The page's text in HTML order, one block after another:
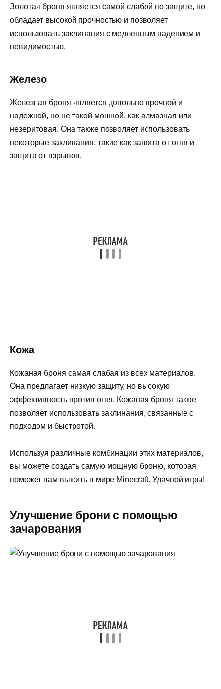
Золотая броня является самой слабой по защите, но
обладает высокой прочностью и позволяет
использовать заклинания с медленным падением и
невидимостью.
Железо
Железная броня является довольно прочной и
надежной, но не такой мощной, как алмазная или
незеритовая. Она также позволяет использовать
некоторые заклинания, такие как защита от огня и
защита от взрывов.
Кожа
Кожаная броня самая слабая из всех материалов.
Она предлагает низкую защиту, но высокую
эффективность против огня. Кожаная броня также
позволяет использовать заклинания, связанные с
подходом и быстротой.
Используя различные комбинации этих материалов,
вы можете создать самую мощную броню, которая
поможет вам выжить в мире Minecraft. Удачной игры!
Улучшение брони с помощью
зачарования